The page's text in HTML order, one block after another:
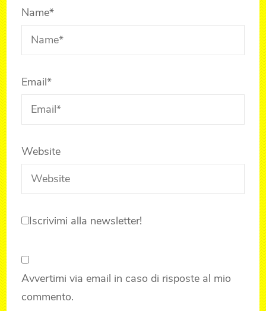
Name*
Email*
Website
Iscrivimi alla newsletter!
Avvertimi via email in caso di risposte al mio
commento.